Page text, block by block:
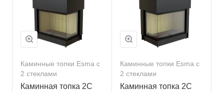
Каминные топки Esma с
2 стеклами
Каминная топка 2С
Каминные топки Esma с
2 стеклами
Каминная топка 2С